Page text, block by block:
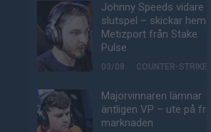
Johnny Speeds vidare till
slutspel – skickar hem
Metizport från Stake
Pulse
03/08 COUNTER-STRIKE
Majorvinnaren lämnar
äntligen VP – ute på fria
marknaden